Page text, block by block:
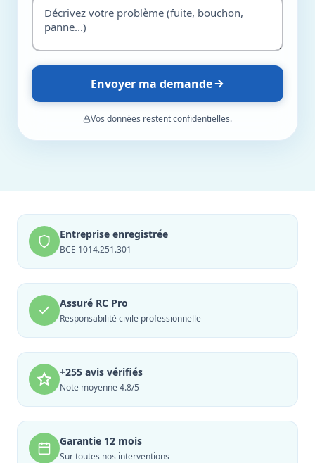
Envoyer ma demande
Vos données restent confidentielles.
Entreprise enregistrée
BCE 1014.251.301
Assuré RC Pro
Responsabilité civile professionnelle
+255 avis vérifiés
Note moyenne 4.8/5
Garantie 12 mois
Sur toutes nos interventions